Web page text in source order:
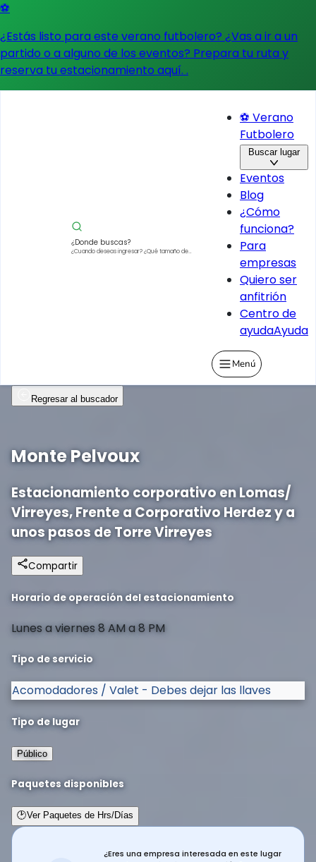
⚽
¿Estás listo para este verano futbolero? ¿Vas a ir a un
partido o a alguno de los eventos? Prepara tu ruta y
reserva tu estacionamiento aquí. .
¿Donde buscas?
¿Cuando deseas ingresar?¿Qué tamaño de
⚽ Verano
Futbolero
Buscar lugar
Eventos
Blog
¿Cómo
funciona?
Para
empresas
Quiero ser
anfitrión
Centro de
ayudaAyuda
Menú
Regresar al buscador
Monte Pelvoux
Estacionamiento corporativo en Lomas/
Virreyes, Frente a Corporativo Herdez y a
unos pasos de Torre Virreyes
Compartir
Horario de operación del estacionamiento
Lunes a viernes 8 AM a 8 PM
Tipo de servicio
Acomodadores / Valet - Debes dejar las llaves
Tipo de lugar
Público
Paquetes disponibles
🕑Ver Paquetes de Hrs/Días
¿Eres una empresa interesada en este lugar